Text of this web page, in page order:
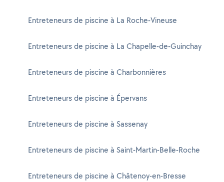
Entreteneurs de piscine à La Roche-Vineuse
Entreteneurs de piscine à La Chapelle-de-Guinchay
Entreteneurs de piscine à Charbonnières
Entreteneurs de piscine à Épervans
Entreteneurs de piscine à Sassenay
Entreteneurs de piscine à Saint-Martin-Belle-Roche
Entreteneurs de piscine à Châtenoy-en-Bresse